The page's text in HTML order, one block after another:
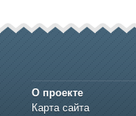
О проекте
Карта сайта